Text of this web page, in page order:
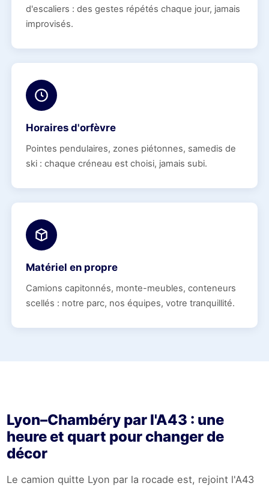
d'escaliers : des gestes répétés chaque jour, jamais
improvisés.
Horaires d'orfèvre
Pointes pendulaires, zones piétonnes, samedis de
ski : chaque créneau est choisi, jamais subi.
Matériel en propre
Camions capitonnés, monte-meubles, conteneurs
scellés : notre parc, nos équipes, votre tranquillité.
Lyon–Chambéry par l'A43 : une
heure et quart pour changer de
décor
Le camion quitte Lyon par la rocade est, rejoint l'A43